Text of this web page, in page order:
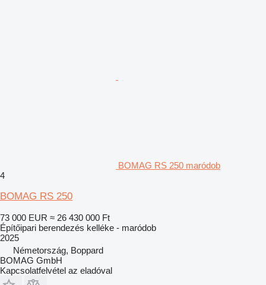
BOMAG RS 250 maródob
4
BOMAG RS 250
73 000 EUR ≈ 26 430 000 Ft
Építőipari berendezés kelléke - maródob
2025
Németország, Boppard
BOMAG GmbH
Kapcsolatfelvétel az eladóval